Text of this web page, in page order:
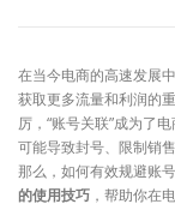
在当今电商的高速发展
获取更多流量和利润的
厉，“账号关联”成为了
可能导致封号、限制销
那么，如何有效规避账
的使用技巧 ，帮助你在